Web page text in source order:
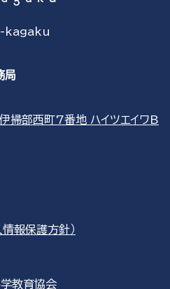
kagaku
局
掃部西町7番地 ハイツエイワB
情報保護方針）
教育協会